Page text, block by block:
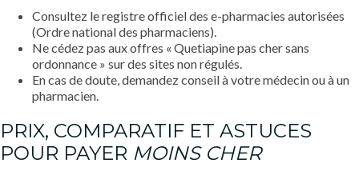
Consultez le registre officiel des e-pharmacies autorisées
(Ordre national des pharmaciens).
Ne cédez pas aux offres « Quetiapine pas cher sans
ordonnance » sur des sites non régulés.
En cas de doute, demandez conseil à votre médecin ou à un
pharmacien.
PRIX, COMPARATIF ET ASTUCES
POUR PAYER MOINS CHER